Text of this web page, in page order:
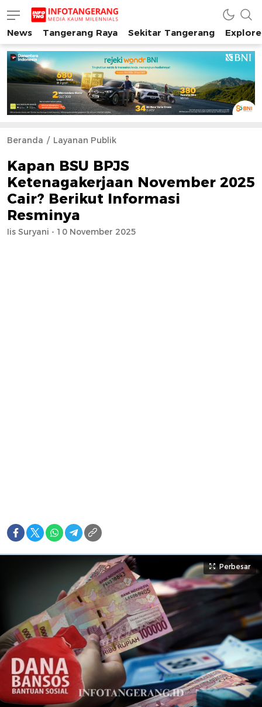
INFO TANGERANG
Media Kaum Millenials Tangerang Raya
News Tangerang Raya Sekitar Tangerang
Beranda Layanan Publik
Kapan BSU BPJS
Ketenagakerjaan November 2025
Cair? Berikut Informasi
Resminya
Iis Suryani - 10 November 2025
Perbesar